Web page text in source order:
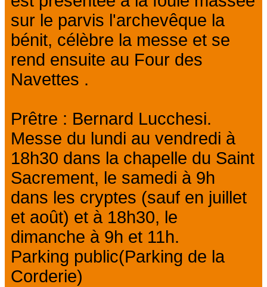
sur le parvis l'archevêque la
bénit, célèbre la messe et se
rend ensuite au Four des
Navettes .
Prêtre : Bernard Lucchesi.
Messe du lundi au vendredi à
18h30 dans la chapelle du Saint
Sacrement, le samedi à 9h
dans les cryptes (sauf en juillet
et août) et à 18h30, le
dimanche à 9h et 11h.
Parking public(Parking de la
Corderie)